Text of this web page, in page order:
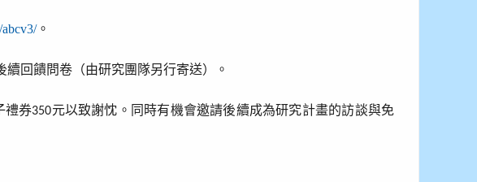
abcv3/。
續回饋問卷（由研究團隊另行寄送）。
禮券350元以致謝忱。同時有機會邀請後續成為研究計畫的訪談與免